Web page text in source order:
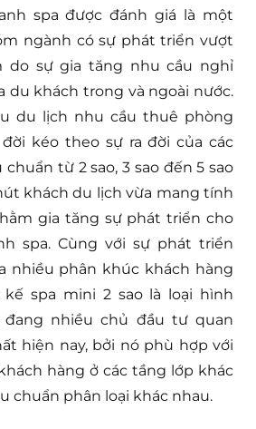
spa được đánh giá là một
ngành có sự phát triển vượt
do sự gia tăng nhu cầu nghỉ
du khách trong và ngoài nước.
du lịch nhu cầu thuê phòng
kéo theo sự ra đời của các
từ 2 sao, 3 sao đến 5 sao
khách du lịch vừa mang tính
gia tăng sự phát triển cho
spa. Cùng với sự phát triển
nhiều phân khúc khách hàng
spa mini 2 sao là loại hình
nhiều chủ đầu tư quan
hiện nay, bởi nó phù hợp với
hàng ở các tầng lớp khác
chuẩn phân loại khác nhau.